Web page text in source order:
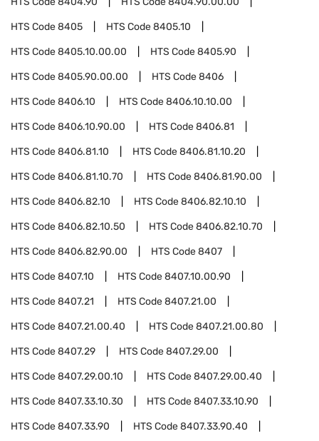
HTS Code8405 HTS Code8405.10
HTS Code8405.10.00.00 HTS Code8405.90
HTS Code8405.90.00.00 HTS Code8406
HTS Code8406.10 HTS Code8406.10.10.00
HTS Code8406.10.90.00 HTS Code8406.81
HTS Code8406.81.10 HTS Code8406.81.10.20
HTS Code8406.81.10.70 HTS Code8406.81.90.00
HTS Code8406.82.10 HTS Code8406.82.10.10
HTS Code8406.82.10.50 HTS Code8406.82.10.70
HTS Code8406.82.90.00 HTS Code8407
HTS Code8407.10 HTS Code8407.10.00.90
HTS Code8407.21 HTS Code8407.21.00
HTS Code8407.21.00.40 HTS Code8407.21.00.80
HTS Code8407.29 HTS Code8407.29.00
HTS Code8407.29.00.10 HTS Code8407.29.00.40
HTS Code8407.33.10.30 HTS Code8407.33.10.90
HTS Code8407.33.90 HTS Code8407.33.90.40